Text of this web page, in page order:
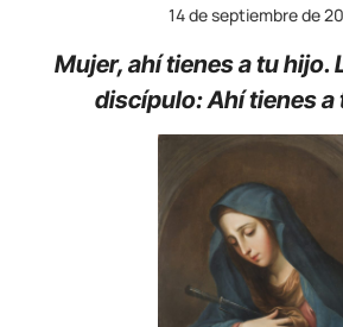
14 de septiembre de
Mujer, ahí tienes a tu hijo.
discípulo: Ahí tienes a